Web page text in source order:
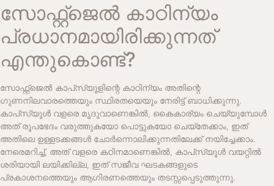
സോഫ്റ്റ്‌ജെൽ കാഠിന്യം
പ്രധാനമായിരിക്കുന്നത്
എന്തുകൊണ്ട്?
സോഫ്റ്റ്‌ജെൽ കാപ്‌സ്യൂളിന്റെ കാഠിന്യം അതിന്റെ
ഗുണനിലവാരത്തെയും സ്ഥിരതയെയും നേരിട്ട് ബാധിക്കുന്നു.
കാപ്‌സ്യൂൾ വളരെ മൃദുവാണെങ്കിൽ, കൈകാര്യം ചെയ്യുമ്പോൾ
അത് രൂപഭേദം വരുത്തുകയോ പൊട്ടുകയോ ചെയ്‌തേക്കാം, ഇത്
അതിലെ ഉള്ളടക്കങ്ങൾ ചോർന്നൊലിക്കുന്നതിലേക്ക് നയിച്ചേക്കാം.
നേരെമറിച്ച്, അത് വളരെ കഠിനമാണെങ്കിൽ, കാപ്‌സ്യൂൾ വയറ്റിൽ
ശരിയായി ലയിക്കില്ല, ഇത് സജീവ ഘടകങ്ങളുടെ
പ്രകാശനത്തെയും ആഗിരണത്തെയും തടസ്സപ്പെടുത്തുന്നു.